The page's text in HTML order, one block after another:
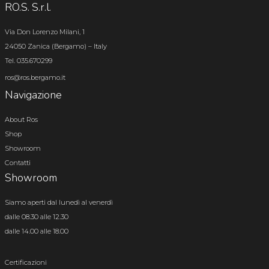
RO.S. S.r.l.
Via Don Lorenzo Milani, 1
24050 Zanica (Bergamo) – Italy
Tel. 035.670299
ros@ros.bergamo.it
Navigazione
About Ros
Shop
Showroom
Contatti
Showroom
Siamo aperti dal lunedì al venerdì
dalle 08.30 alle 12.30
dalle 14.00 alle 18.00
Certificazioni